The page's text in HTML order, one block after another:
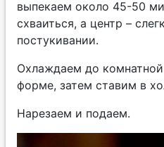
выпекаем около 45-50
схваиться, а центр –
постукивании.
Охлаждаем до
форме, затем ставим в
Нарезаем и подаем.